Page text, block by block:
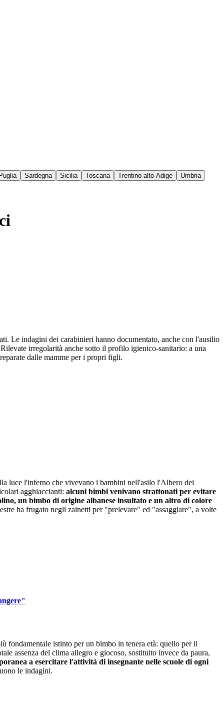
Puglia Sardegna Sicilia Toscana Trentino alto Adige
Umbria
Le indagini dei carabinieri hanno documentato, anche con l'ausilio
irregolarità anche sotto il profilo igienico-sanitario: a una
dalle mamme per i propri figli.
luce l'inferno che vivevano i bambini nell'asilo l'Albero dei
agghiaccianti: alcuni bimbi venivano strattonati per evitare
un bimbo di origine albanese insultato e un altro di colore
ha frugato negli zainetti per "prelevare" ed "assaggiare", a volte
fondamentale istinto per un bimbo in tenera età: quello per il
assenza del clima allegro e giocoso, sostituito invece da paura,
a esercitare l'attività di insegnante nelle scuole di ogni
le indagini.